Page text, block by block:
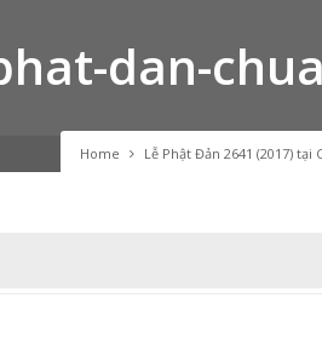
Home Lễ Phật Đản 2641 (2017) tại
dan-